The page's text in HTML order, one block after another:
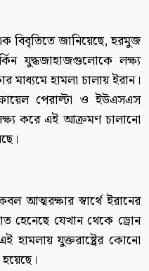
বিবৃতিতে জানিয়েছে, হরমুজ
যুদ্ধজাহাজগুলোকে লক্ষ্য
মাধ্যমে হামলা চালায় ইরান।
পেরাল্টা ও ইউএসএস
করে এই আক্রমণ চালানো
আত্মরক্ষার স্বার্থে ইরানের
হেনেছে যেখান থেকে ড্রোন
হামলায় যুক্তরাষ্ট্রের কোনো